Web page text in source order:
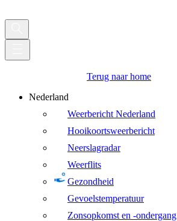
Terug naar home
Nederland
Weerbericht Nederland
Hooikoortsweerbericht
Neerslagradar
Weerflits
Gezondheid
Gevoelstemperatuur
Zonsopkomst en -ondergang